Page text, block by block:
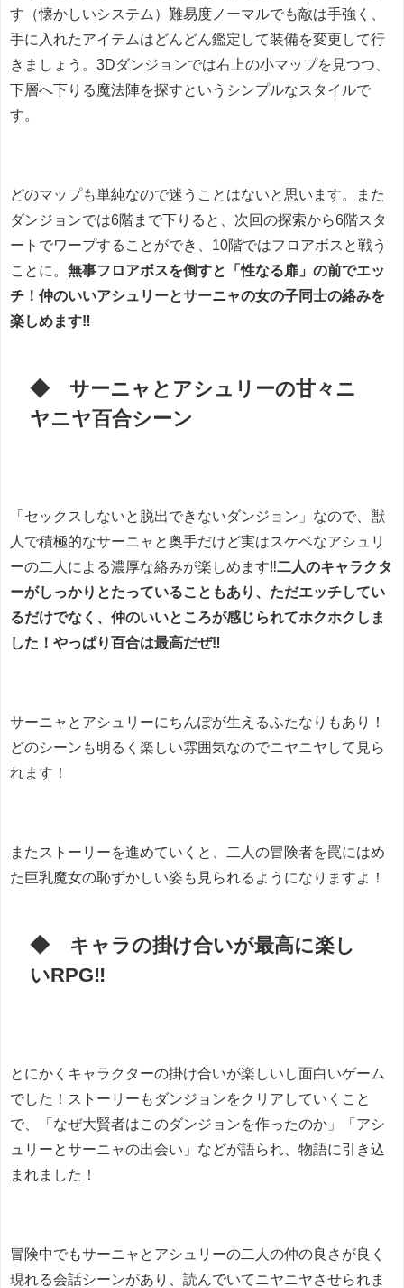
す（懐かしいシステム）難易度ノーマルでも敵は手強く、
手に入れたアイテムはどんどん鑑定して装備を変更して行
きましょう。3Dダンジョンでは右上の小マップを見つつ、
下層へ下りる魔法陣を探すというシンプルなスタイルで
す。
どのマップも単純なので迷うことはないと思います。また
ダンジョンでは6階まで下りると、次回の探索から6階スタ
ートでワープすることができ、10階ではフロアボスと戦う
ことに。 無事フロアボスを倒すと「性なる扉」の前でエッ
チ！仲のいいアシュリーとサーニャの女の子同士の絡みを
楽しめます‼
◆ サーニャとアシュリーの甘々ニ
ヤニヤ百合シーン
「セックスしないと脱出できないダンジョン」なので、獣
人で積極的なサーニャと奥手だけど実はスケベなアシュリ
ーの二人による濃厚な絡みが楽しめます‼二人のキャラクタ
ーがしっかりとたっていることもあり、ただエッチしてい
るだけでなく、仲のいいところが感じられてホクホクしま
した！やっぱり百合は最高だぜ‼
サーニャとアシュリーにちんぽが生えるふたなりもあり！
どのシーンも明るく楽しい雰囲気なのでニヤニヤして見ら
れます！
またストーリーを進めていくと、二人の冒険者を罠にはめ
た巨乳魔女の恥ずかしい姿も見られるようになりますよ！
◆ キャラの掛け合いが最高に楽し
いRPG‼
とにかくキャラクターの掛け合いが楽しいし面白いゲーム
でした！ストーリーもダンジョンをクリアしていくこと
で、「なぜ大賢者はこのダンジョンを作ったのか」「アシ
ュリーとサーニャの出会い」などが語られ、物語に引き込
まれました！
冒険中でもサーニャとアシュリーの二人の仲の良さが良く
現れる会話シーンがあり、読んでいてニヤニヤさせられま